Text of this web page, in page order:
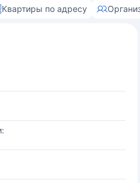
Квартиры по адресу